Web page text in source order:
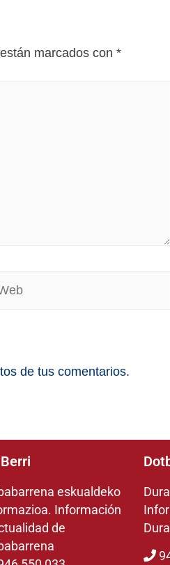
marcados con *
de tus comentarios.
eskualdeko
Información
de